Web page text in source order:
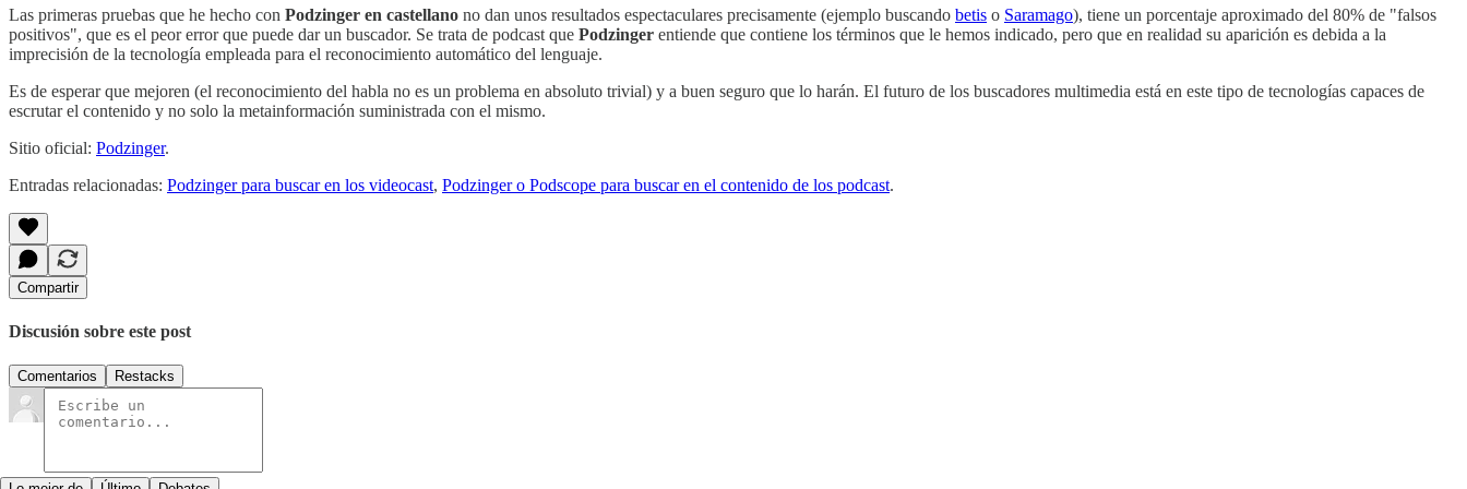
Las primeras pruebas que he hecho con Podzinger en castellano no dan unos resultados espectaculares precisamente (ejemplo buscando betis o Saramago), tiene un porcentaje aproximado del 80% de "falsos
positivos", que es el peor error que puede dar un buscador. Se trata de podcast que Podzinger entiende que contiene los términos que le hemos indicado, pero que en realidad su aparición es debida a la
imprecisión de la tecnología empleada para el reconocimiento automático del lenguaje.
Es de esperar que mejoren (el reconocimiento del habla no es un problema en absoluto trivial) y a buen seguro que lo harán. El futuro de los buscadores multimedia está en este tipo de tecnologías capaces de
escrutar el contenido y no solo la metainformación suministrada con el mismo.
Sitio oficial: Podzinger.
Entradas relacionadas: Podzinger para buscar en los videocast, Podzinger o Podscope para buscar en el contenido de los podcast.
Compartir
Discusión sobre este post
Comentarios Restacks